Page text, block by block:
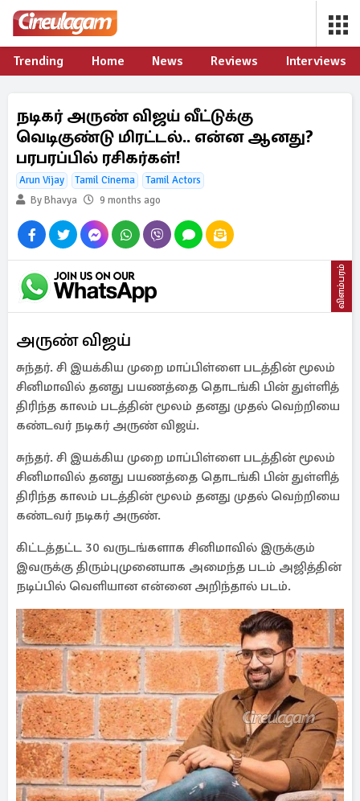
Trending Home News Reviews Interviews
நடிகர் அருண் விஜய் வீட்டுக்கு
வெடிகுண்டு மிரட்டல்.. என்ன ஆனது?
பரபரப்பில் ரசிகர்கள்!
Arun Vijay Tamil Cinema
Tamil Actors
By Bhavya
9 months ago
விளம்பரம்
அருண் விஜய்
சுந்தர். சி இயக்கிய முறை மாப்பிள்ளை படத்தின் மூலம்
சினிமாவில் தனது பயணத்தை தொடங்கி பின் துள்ளித்
திரிந்த காலம் படத்தின் மூலம் தனது முதல் வெற்றியை
கண்டவர் நடிகர் அருண் விஜய்.
சுந்தர். சி இயக்கிய முறை மாப்பிள்ளை படத்தின் மூலம்
சினிமாவில் தனது பயணத்தை தொடங்கி பின் துள்ளித்
திரிந்த காலம் படத்தின் மூலம் தனது முதல் வெற்றியை
கண்டவர் நடிகர் அருண்.
கிட்டத்தட்ட 30 வருடங்களாக சினிமாவில் இருக்கும்
இவருக்கு திரும்புமுனையாக அமைந்த படம் அஜித்தின்
நடிப்பில் வெளியான என்னை அறிந்தால் படம்.